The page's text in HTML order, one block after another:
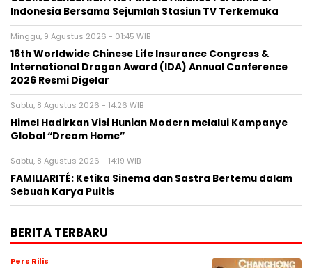
Indonesia Bersama Sejumlah Stasiun TV Terkemuka
Minggu, 9 Agustus 2026 - 01:45 WIB
16th Worldwide Chinese Life Insurance Congress &
International Dragon Award (IDA) Annual Conference
2026 Resmi Digelar
Sabtu, 8 Agustus 2026 - 14:26 WIB
Himel Hadirkan Visi Hunian Modern melalui Kampanye
Global “Dream Home”
Sabtu, 8 Agustus 2026 - 14:19 WIB
FAMILIARITÉ: Ketika Sinema dan Sastra Bertemu dalam
Sebuah Karya Puitis
BERITA TERBARU
Pers Rilis